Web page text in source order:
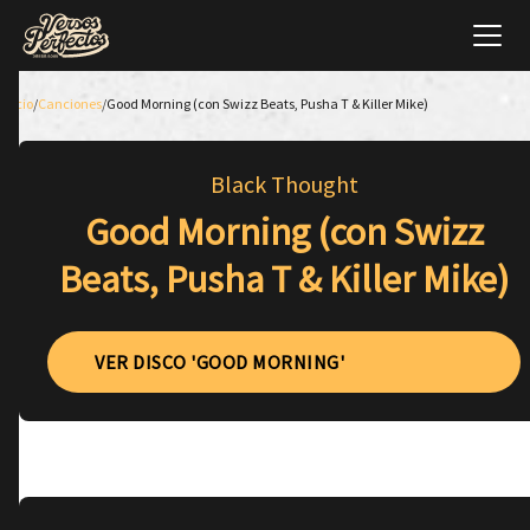
Inicio/Canciones/Good Morning (con Swizz Beats, Pusha T & Killer Mike)
Black Thought
Good Morning (con Swizz
Beats, Pusha T & Killer Mike)
VER DISCO 'GOOD MORNING'